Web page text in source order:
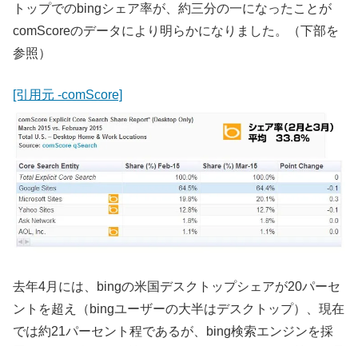
トップでのbingシェア率が、約三分の一になったことが
comScoreのデータにより明らかになりました。（下部を
参照）
[引用元 -comScore]
去年4月には、bingの米国デスクトップシェアが20パーセ
ントを超え（bingユーザーの大半はデスクトップ）、現在
では約21パーセント程であるが、bing検索エンジンを採